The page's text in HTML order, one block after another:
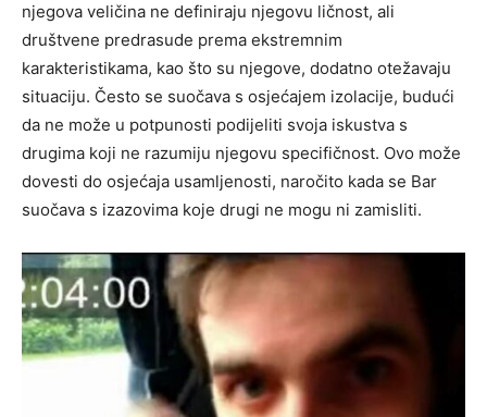
njegova veličina ne definiraju njegovu ličnost, ali
društvene predrasude prema ekstremnim
karakteristikama, kao što su njegove, dodatno otežavaju
situaciju. Često se suočava s osjećajem izolacije, budući
da ne može u potpunosti podijeliti svoja iskustva s
drugima koji ne razumiju njegovu specifičnost. Ovo može
dovesti do osjećaja usamljenosti, naročito kada se Bar
suočava s izazovima koje drugi ne mogu ni zamisliti.